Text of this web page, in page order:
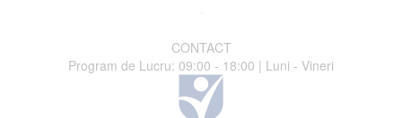
CONTACT
Program de Lucru: 09:00 - 18:00 | Luni - Vineri